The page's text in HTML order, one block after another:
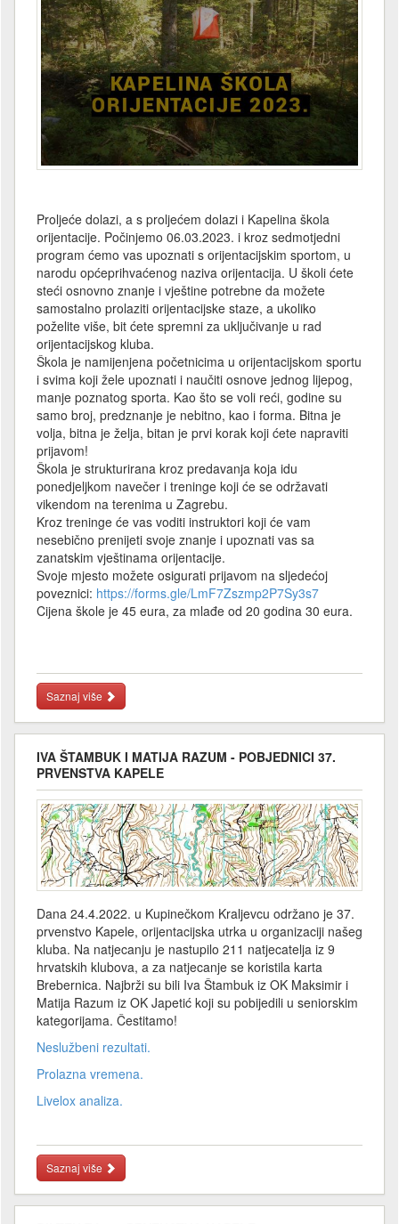
Proljeće dolazi, a s proljećem dolazi i Kapelina škola
orijentacije. Počinjemo 06.03.2023. i kroz sedmotjedni
program ćemo vas upoznati s orijentacijskim sportom, u
narodu općeprihvaćenog naziva orijentacija. U školi ćete
steći osnovno znanje i vještine potrebne da možete
samostalno prolaziti orijentacijske staze, a ukoliko
poželite više, bit ćete spremni za uključivanje u rad
orijentacijskog kluba.
Škola je namijenjena početnicima u orijentacijskom sportu
i svima koji žele upoznati i naučiti osnove jednog lijepog,
manje poznatog sporta. Kao što se voli reći, godine su
samo broj, predznanje je nebitno, kao i forma. Bitna je
volja, bitna je želja, bitan je prvi korak koji ćete napraviti
prijavom!
Škola je strukturirana kroz predavanja koja idu
ponedjeljkom navečer i treninge koji će se održavati
vikendom na terenima u Zagrebu.
Kroz treninge će vas voditi instruktori koji će vam
nesebično prenijeti svoje znanje i upoznati vas sa
zanatskim vještinama orijentacije.
Svoje mjesto možete osigurati prijavom na sljedećoj
poveznici: https://forms.gle/LmF7Zszmp2P7Sy3s7
Cijena škole je 45 eura, za mlađe od 20 godina 30 eura.
Saznaj više
IVA ŠTAMBUK I MATIJA RAZUM - POBJEDNICI 37.
PRVENSTVA KAPELE
Dana 24.4.2022. u Kupinečkom Kraljevcu održano je 37.
prvenstvo Kapele, orijentacijska utrka u organizaciji našeg
kluba. Na natjecanju je nastupilo 211 natjecatelja iz 9
hrvatskih klubova, a za natjecanje se koristila karta
Brebernica. Najbrži su bili Iva Štambuk iz OK Maksimir i
Matija Razum iz OK Japetić koji su pobijedili u seniorskim
kategorijama. Čestitamo!
Neslužbeni rezultati.
Prolazna vremena.
Livelox analiza.
Saznaj više